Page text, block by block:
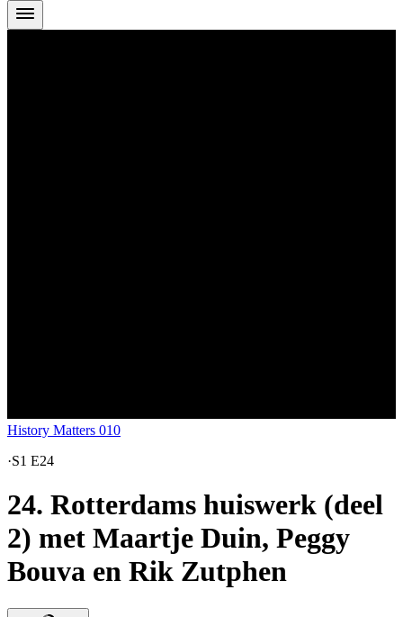
History Matters 010
·S1 E24
24. Rotterdams huiswerk (deel
2) met Maartje Duin, Peggy
Bouva en Rik Zutphen